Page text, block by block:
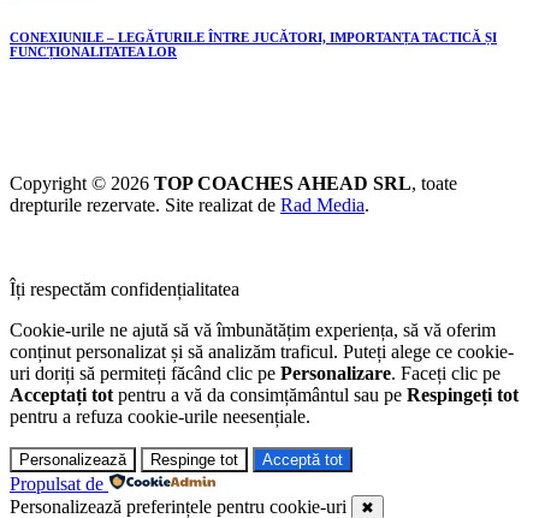
CONEXIUNILE – LEGĂTURILE ÎNTRE JUCĂTORI, IMPORTANȚA TACTICĂ ȘI
FUNCȚIONALITATEA LOR
Copyright © 2026 TOP COACHES AHEAD SRL, toate
drepturile rezervate. Site realizat de Rad Media.
Îți respectăm confidențialitatea
Cookie-urile ne ajută să vă îmbunătățim experiența, să vă oferim
conținut personalizat și să analizăm traficul. Puteți alege ce cookie-
uri doriți să permiteți făcând clic pe Personalizare. Faceți clic pe
Acceptați tot pentru a vă da consimțământul sau pe Respingeți tot
pentru a refuza cookie-urile neesențiale.
Personalizează Respinge tot Acceptă tot
Propulsat de
Personalizează preferințele pentru cookie-uri
✖